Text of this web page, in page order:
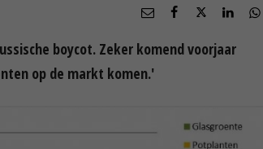
boycot. Zeker komend voorjaar
op de markt komen.'